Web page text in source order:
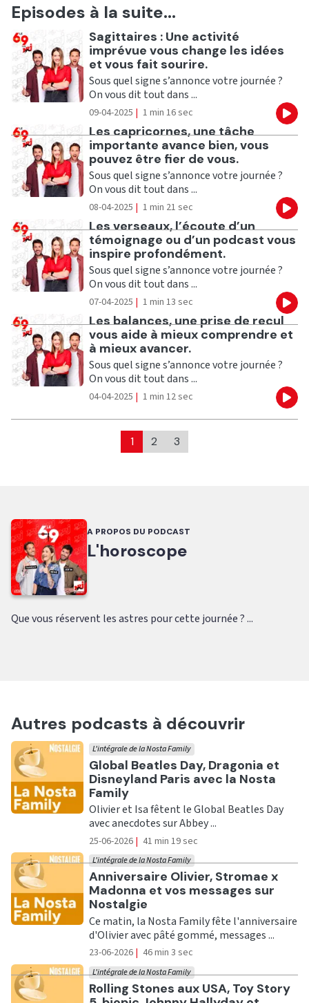
Episodes à la suite...
Ecouter
Sagittaires : Une activité
imprévue vous change les idées
et vous fait sourire.
Sous quel signe s’annonce votre journée ?
On vous dit tout dans ...
09-04-2025 | 1 min 16 sec
Ecouter
Les capricornes, une tâche
importante avance bien, vous
pouvez être fier de vous.
Sous quel signe s’annonce votre journée ?
On vous dit tout dans ...
08-04-2025 | 1 min 21 sec
Ecouter
Les verseaux, l’écoute d’un
témoignage ou d’un podcast vous
inspire profondément.
Sous quel signe s’annonce votre journée ?
On vous dit tout dans ...
07-04-2025 | 1 min 13 sec
Ecouter
Les balances, une prise de recul
vous aide à mieux comprendre et
à mieux avancer.
Sous quel signe s’annonce votre journée ?
On vous dit tout dans ...
04-04-2025 | 1 min 12 sec
1 2 3
A PROPOS DU PODCAST
L'horoscope
Que vous réservent les astres pour cette journée ? ...
Autres podcasts à découvrir
Ecouter
Global Beatles Day, Dragonia et
Disneyland Paris avec la Nosta
Family
L'intégrale de la Nosta Family
Olivier et Isa fêtent le Global Beatles Day
avec anecdotes sur Abbey ...
25-06-2026 | 41 min 19 sec
Ecouter
Anniversaire Olivier, Stromae x
Madonna et vos messages sur
Nostalgie
L'intégrale de la Nosta Family
Ce matin, la Nosta Family fête l'anniversaire
d'Olivier avec pâté gommé, messages ...
23-06-2026 | 46 min 3 sec
Ecouter
Rolling Stones aux USA, Toy Story
L'intégrale de la Nosta Family